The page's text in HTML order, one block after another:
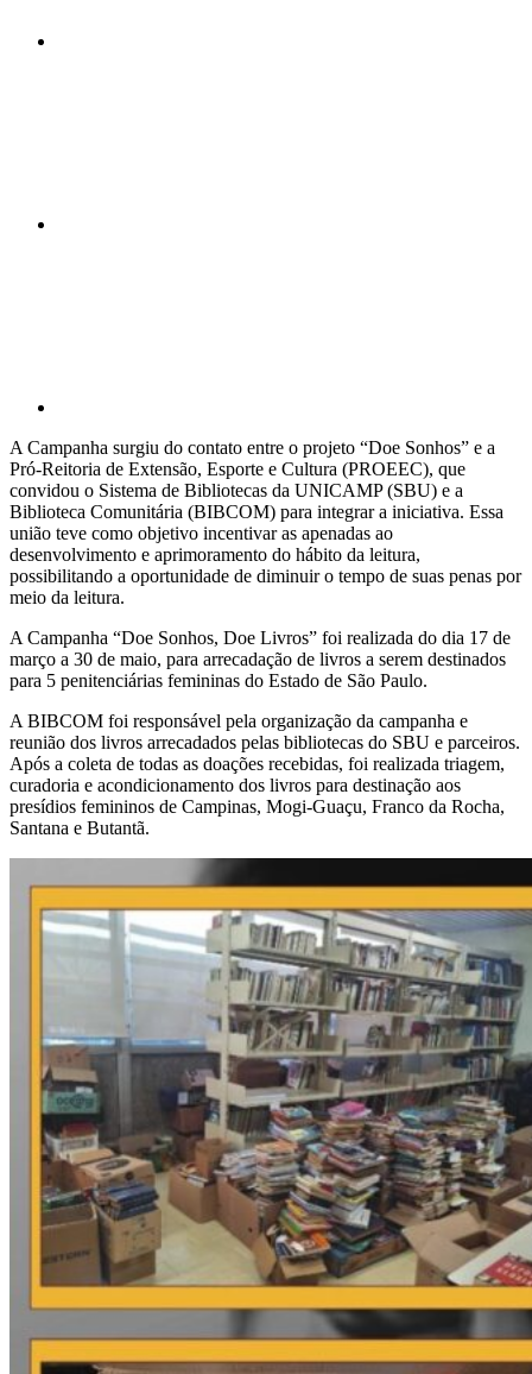
A Campanha surgiu do contato entre o projeto “Doe Sonhos” e a
Pró-Reitoria de Extensão, Esporte e Cultura (PROEEC), que
convidou o Sistema de Bibliotecas da UNICAMP (SBU) e a
Biblioteca Comunitária (BIBCOM) para integrar a iniciativa. Essa
união teve como objetivo incentivar as apenadas ao
desenvolvimento e aprimoramento do hábito da leitura,
possibilitando a oportunidade de diminuir o tempo de suas penas por
meio da leitura.
A Campanha “Doe Sonhos, Doe Livros” foi realizada do dia 17 de
março a 30 de maio, para arrecadação de livros a serem destinados
para 5 penitenciárias femininas do Estado de São Paulo.
A BIBCOM foi responsável pela organização da campanha e
reunião dos livros arrecadados pelas bibliotecas do SBU e parceiros.
Após a coleta de todas as doações recebidas, foi realizada triagem,
curadoria e acondicionamento dos livros para destinação aos
presídios femininos de Campinas, Mogi-Guaçu, Franco da Rocha,
Santana e Butantã.